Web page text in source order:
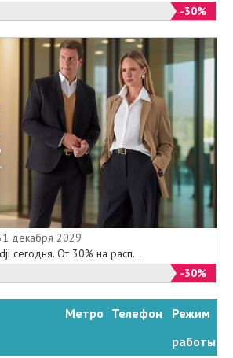
-30%
декабря 2029
сегодня. От 30% на расп...
-30%
Метро Телефон
Режим
работы